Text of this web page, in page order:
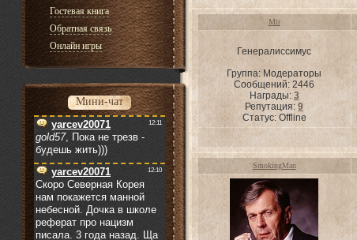
Гостевая книга
Обратная связь
Онлайн игры
Мини-чат
Mir
Генералиссимус
Группа: Модераторы
Сообщений:2446
Награды: 3
Репутация:9
Статус: Offline
SmokingMan